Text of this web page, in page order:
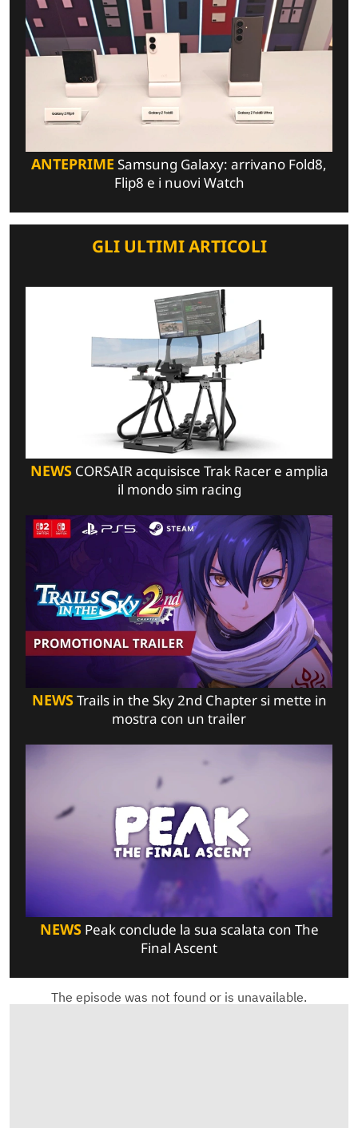
ANTEPRIME Samsung Galaxy: arrivano Fold8,
Flip8 e i nuovi Watch
GLI ULTIMI ARTICOLI
NEWSCORSAIR acquisisce Trak Racer e amplia
il mondo sim racing
NEWSTrails in the Sky 2nd Chapter si mette in
mostra con un trailer
NEWSPeak conclude la sua scalata con The
Final Ascent